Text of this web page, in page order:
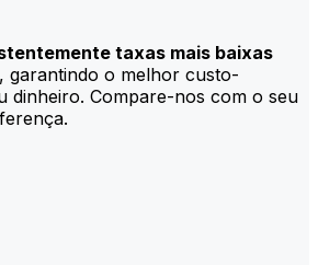
taxas mais baixas
, garantindo o melhor custo-
dinheiro. Compare-nos com o seu